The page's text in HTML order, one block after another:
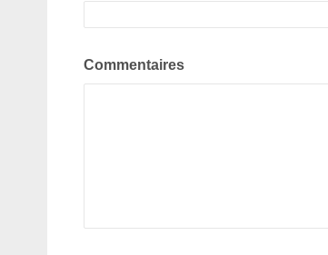
Commentaires